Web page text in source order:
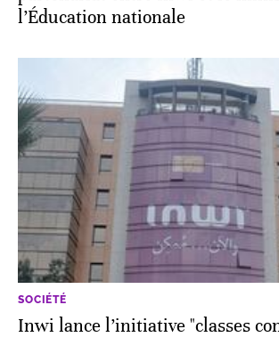
l’Éducation nationale
SOCIÉTÉ
Inwi lance l’initiative "classes